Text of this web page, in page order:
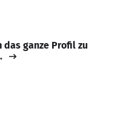
das ganze Profil zu